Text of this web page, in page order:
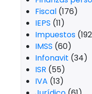
Fiscal (176)
IEPS (11)
Impuestos
IMSS (60)
Infonavit (34)
ISR (55)
IVA (13)